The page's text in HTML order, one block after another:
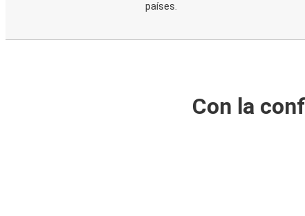
países.
Con la